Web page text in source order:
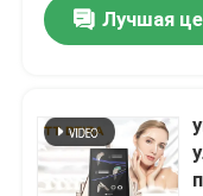
Лучшая